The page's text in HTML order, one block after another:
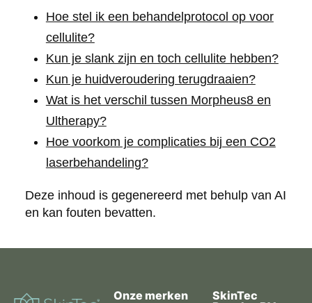
Hoe stel ik een behandelprotocol op voor
cellulite?
Kun je slank zijn en toch cellulite hebben?
Kun je huidveroudering terugdraaien?
Wat is het verschil tussen Morpheus8 en
Ultherapy?
Hoe voorkom je complicaties bij een CO2
laserbehandeling?
Deze inhoud is gegenereerd met behulp van AI
en kan fouten bevatten.
Onze merken
SkinTec